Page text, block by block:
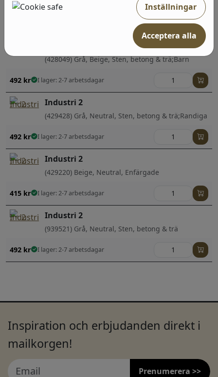
(428049) Grå, Beige, Sten, betong & trä;Barn
492 kr I lager: 2-7 arbetsdagar
Industri 2
(429428) Grå, Neutral, Sten, betong & trä;Randiga
492 kr I lager: 2-7 arbetsdagar
Industri 2
(429220) Beige, Neutral, Enfärgade
415 kr I lager: 2-7 arbetsdagar
Industri 2
(939521) Grå, Neutral, Sten, betong & trä
492 kr I lager: 2-7 arbetsdagar
Inspiration och erbjudanden direkt i
mailkorgen!
Prenumerera >>
Inställningar
Acceptera alla